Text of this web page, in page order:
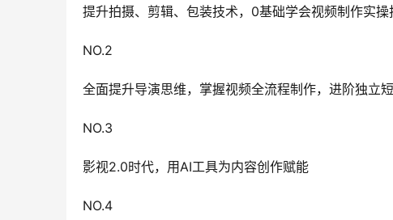
提升拍摄、剪辑、包装技术，0基础学会视频制作实操
NO.2
全面提升导演思维，掌握视频全流程制作，进阶独立
NO.3
影视2.0时代，用AI工具为内容创作赋能
NO.4